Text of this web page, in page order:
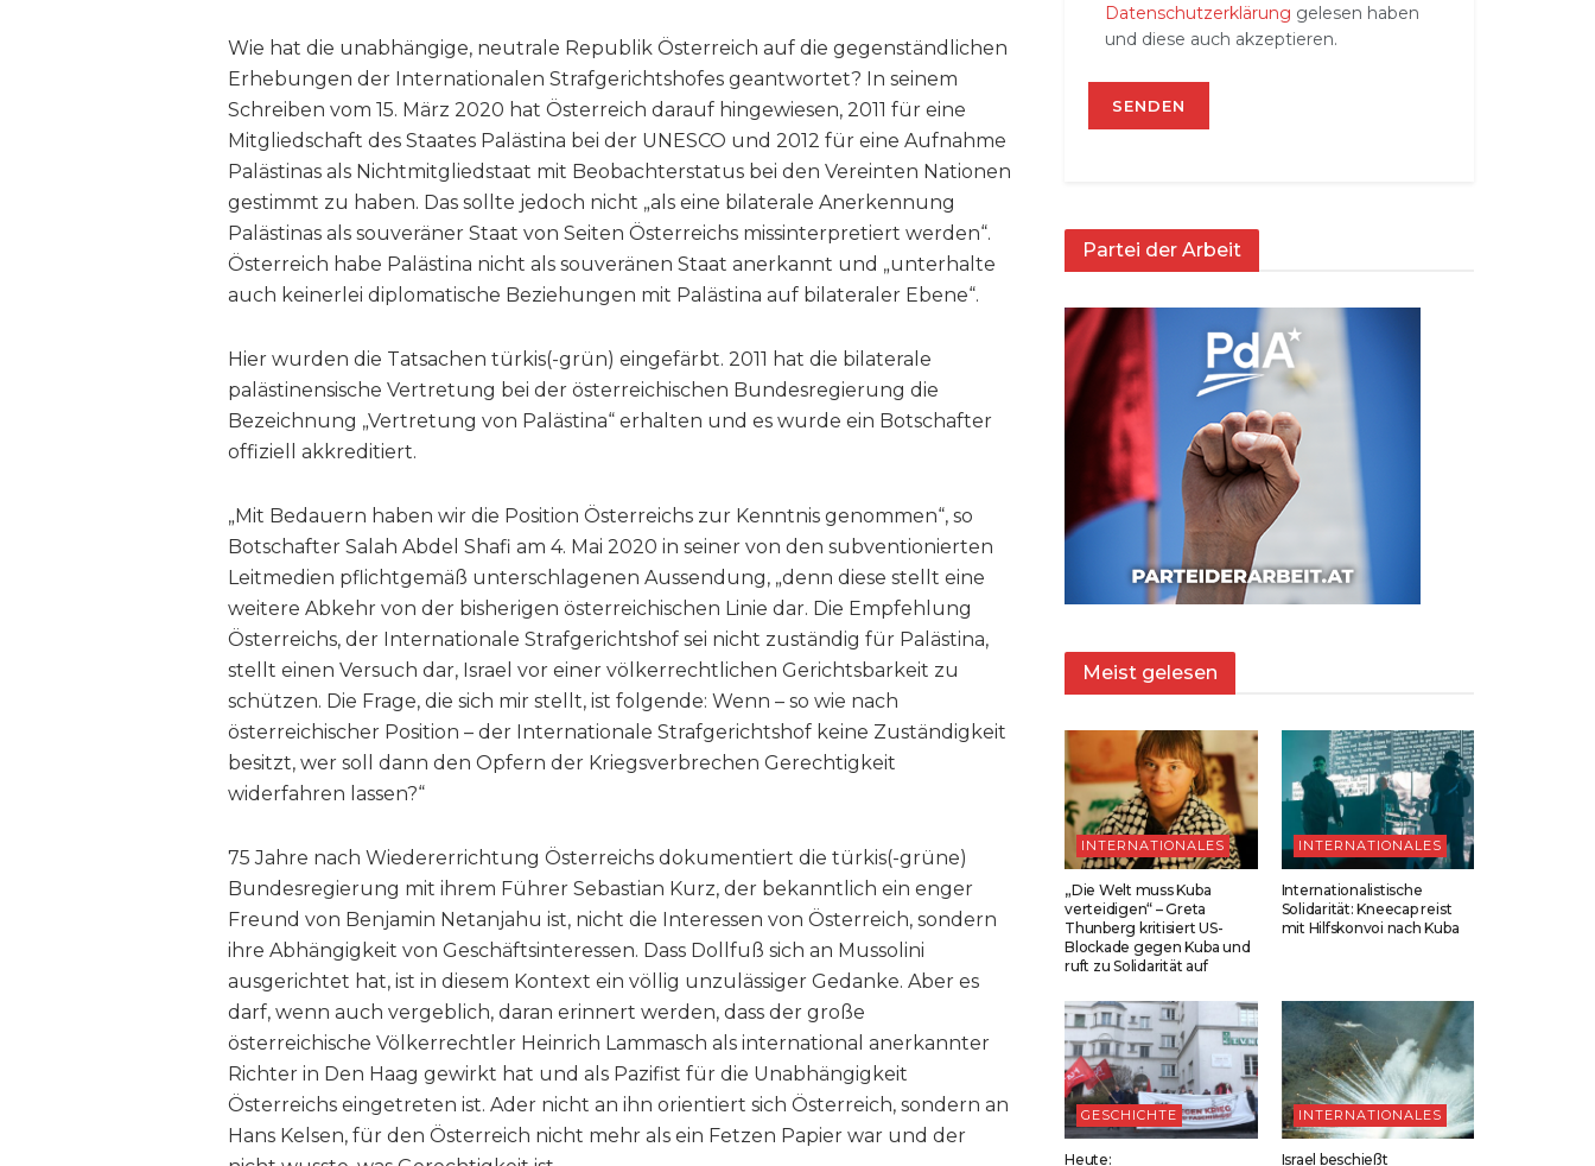
Wie hat die unabhängige, neutrale Republik Österreich auf die gegenständlichen
Erhebungen der Internationalen Strafgerichtshofes geantwortet? In seinem
Schreiben vom 15. März 2020 hat Österreich darauf hingewiesen, 2011 für eine
Mitgliedschaft des Staates Palästina bei der UNESCO und 2012 für eine Aufnahme
Palästinas als Nichtmitgliedstaat mit Beobachterstatus bei den Vereinten Nationen
gestimmt zu haben. Das sollte jedoch nicht „als eine bilaterale Anerkennung
Palästinas als souveräner Staat von Seiten Österreichs missinterpretiert werden“.
Österreich habe Palästina nicht als souveränen Staat anerkannt und „unterhalte
auch keinerlei diplomatische Beziehungen mit Palästina auf bilateraler Ebene“.
Hier wurden die Tatsachen türkis(-grün) eingefärbt. 2011 hat die bilaterale
palästinensische Vertretung bei der österreichischen Bundesregierung die
Bezeichnung „Vertretung von Palästina“ erhalten und es wurde ein Botschafter
offiziell akkreditiert.
„Mit Bedauern haben wir die Position Österreichs zur Kenntnis genommen“, so
Botschafter Salah Abdel Shafi am 4. Mai 2020 in seiner von den subventionierten
Leitmedien pflichtgemäß unterschlagenen Aussendung, „denn diese stellt eine
weitere Abkehr von der bisherigen österreichischen Linie dar. Die Empfehlung
Österreichs, der Internationale Strafgerichtshof sei nicht zuständig für Palästina,
stellt einen Versuch dar, Israel vor einer völkerrechtlichen Gerichtsbarkeit zu
schützen. Die Frage, die sich mir stellt, ist folgende: Wenn – so wie nach
österreichischer Position – der Internationale Strafgerichtshof keine Zuständigkeit
besitzt, wer soll dann den Opfern der Kriegsverbrechen Gerechtigkeit
widerfahren lassen?“
75 Jahre nach Wiedererrichtung Österreichs dokumentiert die türkis(-grüne)
Bundesregierung mit ihrem Führer Sebastian Kurz, der bekanntlich ein enger
Freund von Benjamin Netanjahu ist, nicht die Interessen von Österreich, sondern
ihre Abhängigkeit von Geschäftsinteressen. Dass Dollfuß sich an Mussolini
ausgerichtet hat, ist in diesem Kontext ein völlig unzulässiger Gedanke. Aber es
darf, wenn auch vergeblich, daran erinnert werden, dass der große
österreichische Völkerrechtler Heinrich Lammasch als international anerkannter
Richter in Den Haag gewirkt hat und als Pazifist für die Unabhängigkeit
Österreichs eingetreten ist. Ader nicht an ihn orientiert sich Österreich, sondern an
Hans Kelsen, für den Österreich nicht mehr als ein Fetzen Papier war und der
Datenschutzerklärung gelesen haben
und diese auch akzeptieren.
Partei der Arbeit
Meist gelesen
INTERNATIONALES
„Die Welt muss Kuba
verteidigen“ – Greta
Thunberg kritisiert US-
Blockade gegen Kuba und
ruft zu Solidarität auf
INTERNATIONALES
Internationalistische
Solidarität: Kneecap reist
mit Hilfskonvoi nach Kuba
GESCHICHTE
Heute:
INTERNATIONALES
Israel beschießt